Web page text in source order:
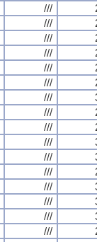
///
///
///
///
///
///
///
///
///
///
///
///
///
///
///
///